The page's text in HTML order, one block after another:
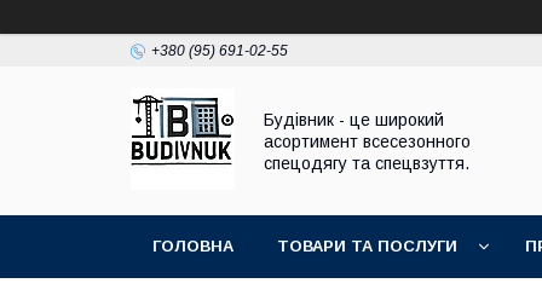
+380 (95) 691-02-55
Будівник - це широкий
асортимент всесезонного
спецодягу та спецвзуття.
ГОЛОВНА ТОВАРИ ТА ПОСЛУГИ